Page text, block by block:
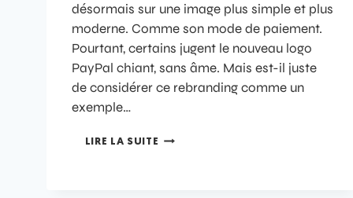
désormais sur une image plus simple et plus
moderne. Comme son mode de paiement.
Pourtant, certains jugent le nouveau logo
PayPal chiant, sans âme. Mais est-il juste
de considérer ce rebranding comme un
exemple…
LIRE LA SUITE